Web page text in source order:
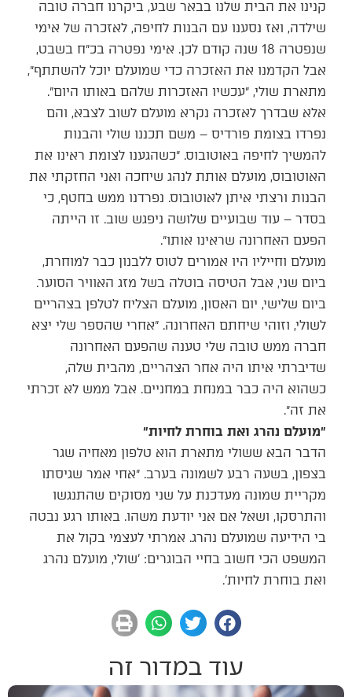
קנינו את הבית שלנו בבאר שבע, ביקרנו חברה טובה
שילדה, ואז נסענו עם הבנות לחיפה, לאזכרה של אימי
שנפטרה 18 שנה קודם לכן. אימי נפטרה בכ״ח בשבט,
אבל הקדמנו את האזכרה כדי שמועלם יוכל להשתתף״,
מתארת שולי, ״עכשיו האזכרות שלהם באותו היום״.
אלא שבדרך לאזכרה נקרא מועלם לשוב לצבא, והם
נפרדו בצומת פורדיס – משם תכננו שולי והבנות
להמשיך לחיפה באוטובוס. ״כשהגענו לצומת ראינו את
האוטובוס, מועלם אותת לנהג שיחכה ואני החזקתי את
הבנות ורצתי איתן לאוטובוס. נפרדנו ממש בחטף, כי
בסדר – עוד שבועיים שלושה ניפגש שוב. זו הייתה
הפעם האחרונה שראינו אותו״.
מועלם וחייליו היו אמורים לטוס ללבנון כבר למוחרת,
ביום שני, אבל הטיסה בוטלה בשל מזג האוויר הסוער.
ביום שלישי, יום האסון, מועלם הצליח לטלפן בצהריים
לשולי, וזוהי שיחתם האחרונה. ״אחרי שהספר שלי יצא
חברה ממש טובה שלי טענה שהפעם האחרונה
שדיברתי איתו היה אחר הצהריים, מהבית שלה,
כשהוא היה כבר במנחת במחניים. אבל ממש לא זכרתי
את זה״.
״מועלם נהרג ואת בוחרת לחיות״
הדבר הבא ששולי מתארת הוא טלפון מאחיה שגר
בצפון, בשעה רבע לשמונה בערב. ״אחי אמר שגיסתו
מקריית שמונה מעדכנת על שני מסוקים שהתנגשו
והתרסקו, ושאל אם אני יודעת משהו. באותו רגע נבטה
בי הידיעה שמועלם נהרג. אמרתי לעצמי בקול את
המשפט הכי חשוב בחיי הבוגרים: 'שולי, מועלם נהרג
ואת בוחרת לחיות'.
עוד במדור זה